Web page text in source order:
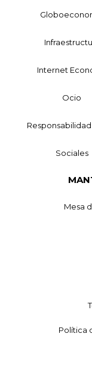
Internet
Ocio
Sociales
Mesa
Política